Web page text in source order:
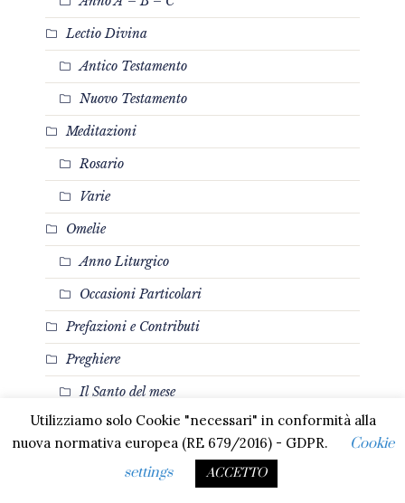
Lectio Divina
Antico Testamento
Nuovo Testamento
Meditazioni
Rosario
Varie
Omelie
Anno Liturgico
Occasioni Particolari
Prefazioni e Contributi
Preghiere
Il Santo del mese
Varie
Utilizziamo solo Cookie "necessari" in conformità alla
nuova normativa europea (RE 679/2016) - GDPR.
Cookie
settings
ACCETTO